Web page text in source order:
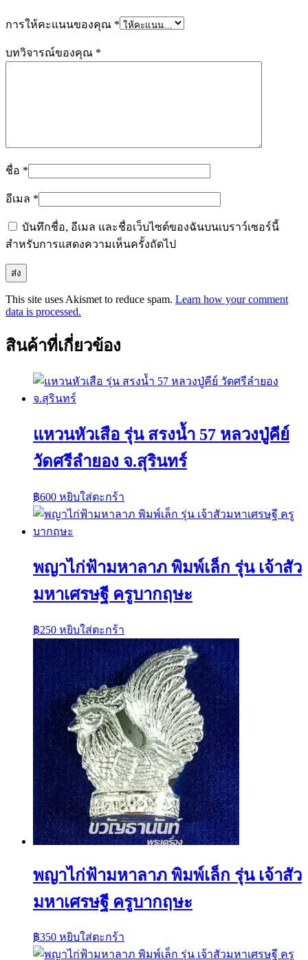
การให้คะแนนของคุณ *
บทวิจารณ์ของคุณ *
ชื่อ *
อีเมล *
บันทึกชื่อ, อีเมล และชื่อเว็บไซต์ของฉันบนเบราว์เซอร์นี้
สำหรับการแสดงความเห็นครั้งถัดไป
This site uses Akismet to reduce spam. Learn how your comment
data is processed.
สินค้าที่เกี่ยวข้อง
แหวนหัวเสือ รุ่น สรงน้ำ 57 หลวงปู่คีย์
วัดศรีลำยอง จ.สุรินทร์
฿600 หยิบใส่ตะกร้า
พญาไก่ฟ้ามหาลาภ พิมพ์เล็ก รุ่น เจ้าสัว
มหาเศรษฐี ครูบากฤษะ
฿250 หยิบใส่ตะกร้า
พญาไก่ฟ้ามหาลาภ พิมพ์เล็ก รุ่น เจ้าสัว
มหาเศรษฐี ครูบากฤษะ
฿350 หยิบใส่ตะกร้า